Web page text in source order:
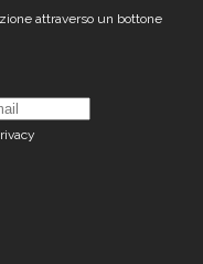
attraverso un bottone